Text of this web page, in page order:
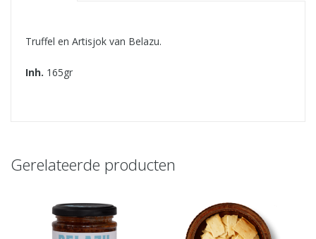
Truffel en Artisjok van Belazu.
Inh. 165gr
Gerelateerde producten